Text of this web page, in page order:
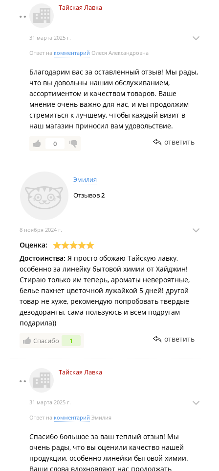
Тайская Лавка
31 марта 2025 г.
Ответ на комментарий Олеся Александровна
Благодарим вас за оставленный отзыв! Мы рады,
что вы довольны нашим обслуживанием,
ассортиментом и качеством товаров. Ваше
мнение очень важно для нас, и мы продолжим
стремиться к лучшему, чтобы каждый визит в
наш магазин приносил вам удовольствие.
0 ответить
Эмилия
Отзывов2
8 ноября 2024 г.
Оценка:
Достоинства: Я просто обожаю Тайскую лавку,
особенно за линейку бытовой химии от Хайджин!
Стираю только им теперь, ароматы невероятные,
белье пахнет цветочной лужайкой 5 дней! другой
товар не хуже, рекомендую попробовать твердые
дезодоранты, сама пользуюсь и всем подругам
подарила))
Спасибо 1 ответить
Тайская Лавка
31 марта 2025 г.
Ответ на комментарий Эмилия
Спасибо большое за ваш теплый отзыв! Мы
очень рады, что вы оценили качество нашей
продукции, особенно линейки бытовой химии.
Ваши слова вдохновляют нас продолжать